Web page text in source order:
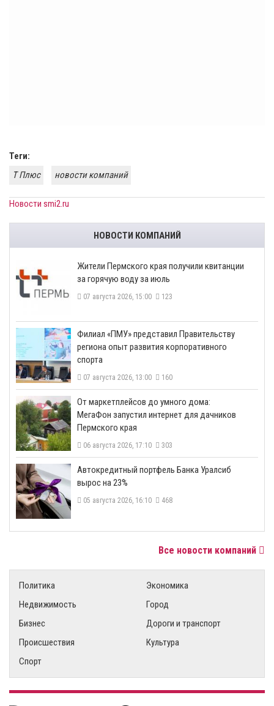
Теги:
Т Плюс
новости компаний
Новости smi2.ru
НОВОСТИ КОМПАНИЙ
​Жители Пермского края получили квитанции
за горячую воду за июль
07 августа 2026, 15:00 123
​Филиал «ПМУ» представил Правительству
региона опыт развития корпоративного
спорта
07 августа 2026, 13:00 160
От маркетплейсов до умного дома:
МегаФон запустил интернет для дачников
Пермского края
06 августа 2026, 17:10 303
​Автокредитный портфель Банка Уралсиб
вырос на 23%
05 августа 2026, 16:10 468
Все новости компаний
Политика
Экономика
Недвижимость
Город
Бизнес
Дороги и транспорт
Происшествия
Культура
Спорт